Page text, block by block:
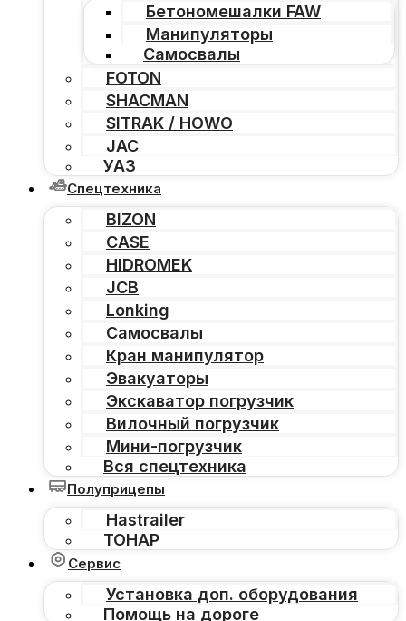
Бетономешалки FAW
Манипуляторы
Самосвалы
FOTON
SHACMAN
SITRAK / HOWO
JAC
УАЗ
Спецтехника
BIZON
CASE
HIDROMEK
JCB
Lonking
Самосвалы
Кран манипулятор
Эвакуаторы
Экскаватор погрузчик
Вилочный погрузчик
Мини-погрузчик
Вся спецтехника
Полуприцепы
Hastrailer
ТОНАР
Сервис
Установка доп. оборудования
Помощь на дороге